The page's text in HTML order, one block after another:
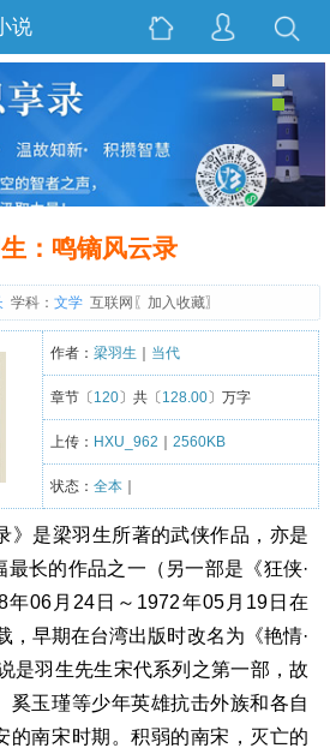
说
：鸣镝风云录
学科： 文学互联网〖 加入收藏〗
作者： 梁羽生 当代
章节〔 120〕共〔 128.00〕万字
上传： HXU_962 2560KB
状态： 全本
》是梁羽生所著的武侠作品，亦是
长的作品之一（另一部是《狂侠·
年06月24日～1972年05月19日在
，早期在台湾出版时改名为《艳情·
是羽生先生宋代系列之第一部，故
奚玉瑾等少年英雄抗击外族和各自
的南宋时期。积弱的南宋，灭亡的